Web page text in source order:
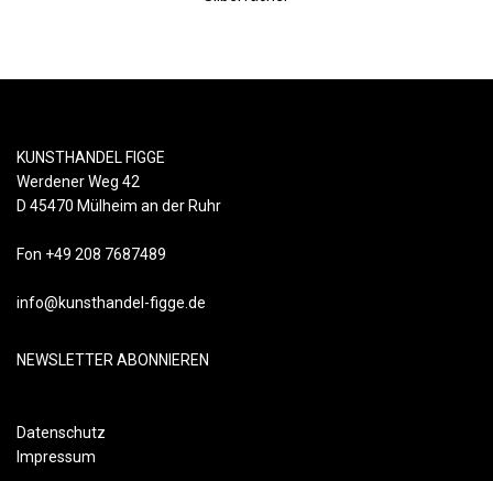
KUNSTHANDEL FIGGE
Werdener Weg 42
D 45470 Mülheim an der Ruhr
Fon +49 208 7687489
info@kunsthandel-figge.de
NEWSLETTER ABONNIEREN
Datenschutz
Impressum